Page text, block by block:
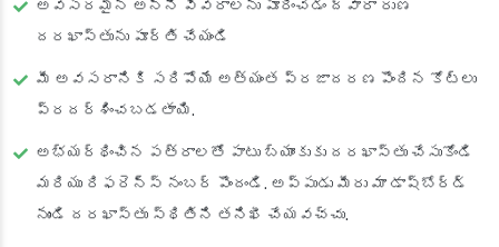
అవసరమైన అన్ని వివరాలను పూరించడం ద్వారా రుణ
దరఖాస్తును పూర్తి చేయండి
మీ అవసరానికి సరిపోయే అత్యంత ప్రజాదరణ పొందిన కోట్‌లు
ప్రదర్శించబడతాయి.
అభ్యర్థించిన పత్రాలతో పాటు బ్యాంకుకు దరఖాస్తు చేసుకోండి
మరియు రిఫరెన్స్ నంబర్ పొందండి. అప్పుడు మీరు మా డాష్‌బోర్డ్
నుండి దరఖాస్తు స్థితిని తనిఖీ చేయవచ్చు.